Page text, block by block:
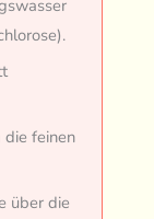
die feinen
über die